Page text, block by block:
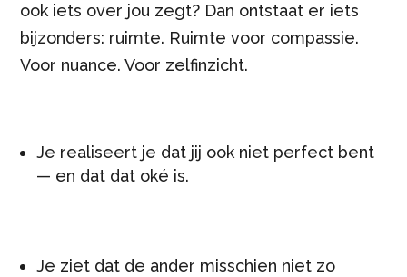
ook iets over jou zegt? Dan ontstaat er iets
bijzonders: ruimte. Ruimte voor compassie.
Voor nuance. Voor zelfinzicht.
Je realiseert je dat jij ook niet perfect bent
— en dat dat oké is.
Je ziet dat de ander misschien niet zo